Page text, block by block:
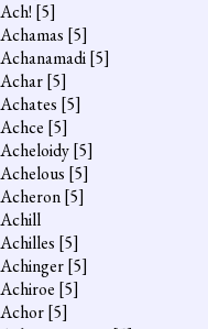
Ach! [5]
Achamas [5]
Achanamadi[5]
Achar[5]
Achates [5]
Achce [5]
Acheloidy[5]
Achelous [5]
Acheron[5]
Achill
Achilles [5]
Achinger[5]
Achiroe [5]
Achor[5]